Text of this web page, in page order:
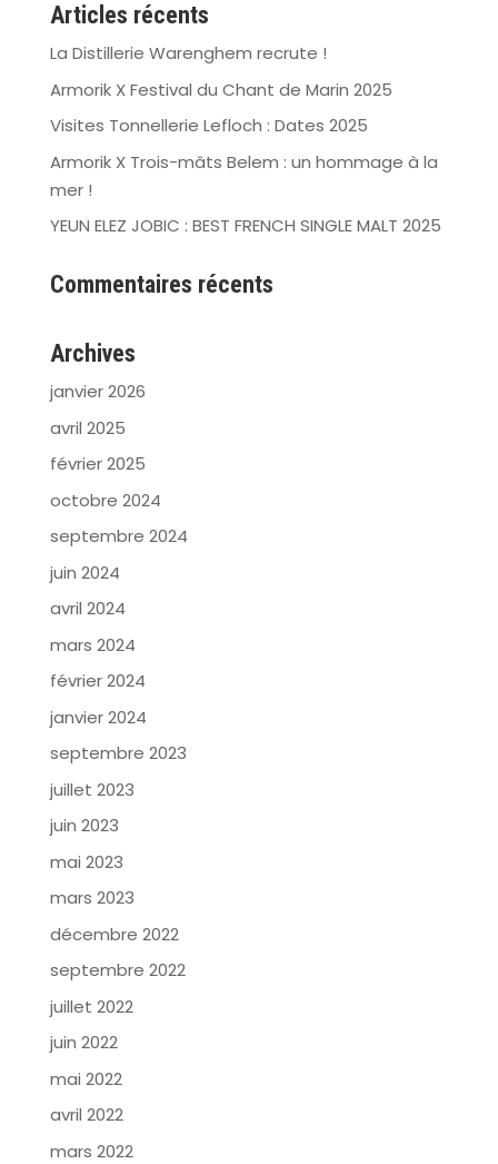
Articles récents
La Distillerie Warenghem recrute !
Armorik X Festival du Chant de Marin 2025
Visites Tonnellerie Lefloch : Dates 2025
Armorik X Trois-mâts Belem : un hommage à la
mer !
YEUN ELEZ JOBIC : BEST FRENCH SINGLE MALT 2025
Commentaires récents
Archives
janvier 2026
avril 2025
février 2025
octobre 2024
septembre 2024
juin 2024
avril 2024
mars 2024
février 2024
janvier 2024
septembre 2023
juillet 2023
juin 2023
mai 2023
mars 2023
décembre 2022
septembre 2022
juillet 2022
juin 2022
mai 2022
avril 2022
mars 2022